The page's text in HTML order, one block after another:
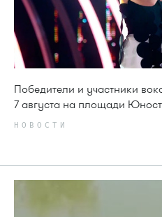
Победители и участники
7 августа на площади
НОВОСТИ